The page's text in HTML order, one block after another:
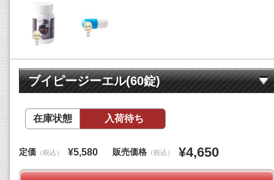
ブイピージーエル(60錠)
在庫状態 入荷待ち
定価 （税込） ¥5,580 販売価格 （税込） ¥4,650